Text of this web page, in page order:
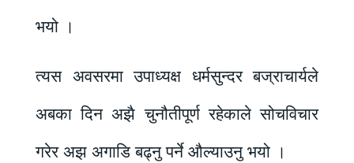
भयो ।
त्यस अवसरमा उपाध्यक्ष धर्मसुन्दर बज्राचार्यले
अबका दिन अझै चुनौतीपूर्ण रहेकाले सोचविचार
गरेर अझ अगाडि बढ्नु पर्ने औल्याउनु भयो ।